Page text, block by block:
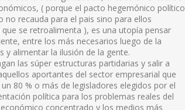
( porque el pacto hegemónico político
recauda para el pais sino para ellos
se retroalimenta ), es una utopía pensar
entre los más necesarios luego de la
y alimentar la ilusión de la gente.
las súper estructuras partidarias y salir a
aportantes del sector empresarial que
80 % o más de legisladores elegidos por el
política para los problemas reales del
concentrado y los medios más